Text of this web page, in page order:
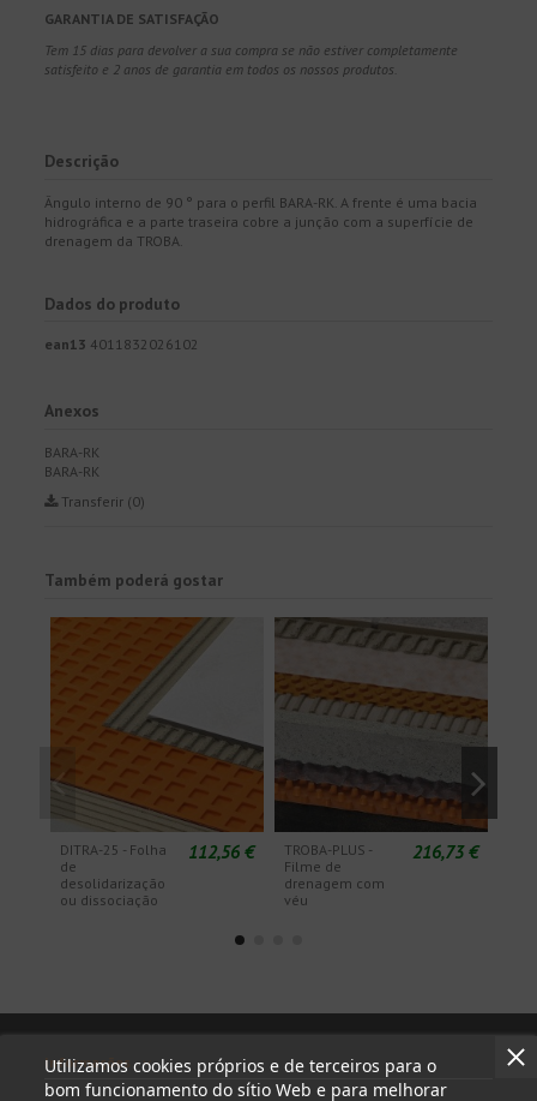
GARANTIA DE SATISFAÇÃO
Tem 15 dias para devolver a sua compra se não estiver completamente
satisfeito e 2 anos de garantia em todos os nossos produtos.
Descrição
Ângulo interno de 90 ° para o perfil BARA-RK. A frente é uma bacia
hidrográfica e a parte traseira cobre a junção com a superfície de
drenagem da TROBA.
Dados do produto
ean13 4011832026102
Anexos
BARA-RK
BARA-RK
Transferir (0)
Também poderá gostar
DITRA-25 - Folha
de
desolidarização
ou dissociação
112,56 €
TROBA-PLUS -
Filme de
drenagem com
véu
216,73 €
Utilizamos cookies próprios e de terceiros para o
bom funcionamento do sítio Web e para melhorar
Informações